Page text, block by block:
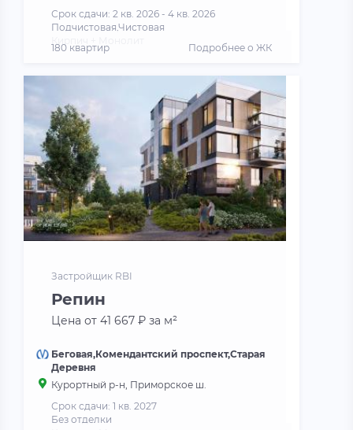
Срок сдачи: 2 кв. 2026 - 4 кв. 2026
Подчистовая,Чистовая
180 квартир Подробнее о ЖК
Застройщик RBI
Репин
Цена от 41 667 ₽ за м²
Беговая,Комендантский проспект,Старая
Деревня
Курортный р-н, Приморское ш.
Срок сдачи: 1 кв. 2027
Без отделки